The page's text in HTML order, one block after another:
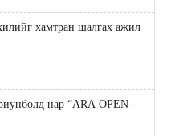
хамтран шалгах ажил
нар “ARA OPEN-